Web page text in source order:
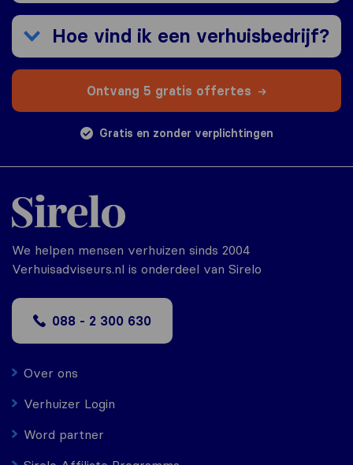
Hoe vind ik een verhuisbedrijf?
Ontvang 5 gratis offertes
Gratis en zonder verplichtingen
We helpen mensen verhuizen sinds 2004
Verhuisadviseurs.nl is onderdeel van Sirelo
088 - 2 300 630
Over ons
Verhuizer Login
Word partner